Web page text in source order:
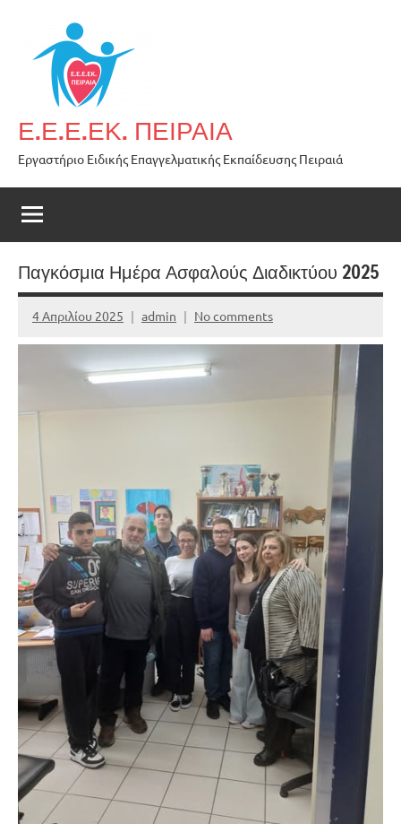
content
Ε.Ε.Ε.ΕΚ. ΠΕΙΡΑΙΑ
Εργαστήριο Ειδικής Επαγγελματικής Εκπαίδευσης Πειραιά
Παγκόσμια Ημέρα Ασφαλούς Διαδικτύου 2025
4 Απριλίου 2025 admin No comments